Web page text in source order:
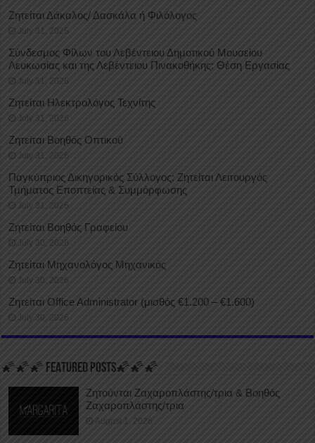
Ζητείται Δάκαλος/ Δασκάλα ή Φιλόλογος
July 31, 2026
Σύνδεσμος Φίλων του Λεβέντειου Δημοτικού Μουσείου
Λευκωσίας και της Λεβέντειου Πινακοθήκης: Θέση Εργασίας
July 31, 2026
Ζητείται Ηλεκτρολόγος Τεχνίτης
July 31, 2026
Ζητείται Βοηθός Οπτικού
July 31, 2026
Παγκύπριος Δικηγορικός Σύλλογος: Ζητείται Λειτουργός
Τμήματος Εποπτείας & Συμμόρφωσης
July 31, 2026
Ζητείται Βοηθός Γραφείου
July 30, 2026
Ζητείται Μηχανολόγος Μηχανικός
July 30, 2026
Ζητείται Office Administrator (μισθός €1.200 – €1.600)
July 30, 2026
🌠🌠🌠 FEATURED POSTS🌠🌠🌠
Ζητούνται Ζαχαροπλάστης/τρια & Βοηθός
Ζαχαροπλάστης/τρια
August 1, 2026